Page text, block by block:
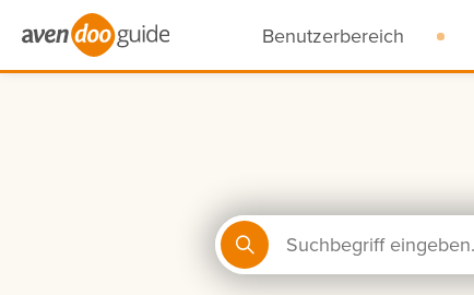
Benutzerbereich